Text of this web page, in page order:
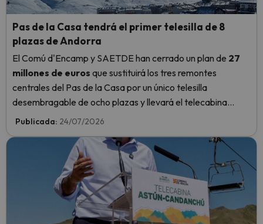
Pas de la Casa tendrá el primer telesilla de 8
plazas de Andorra
El Comú d'Encamp y SAETDE han cerrado un plan de 27
millones de euros que sustituirá los tres remontes
centrales del Pas de la Casa por un único telesilla
desembragable de ocho plazas y llevará el telecabina
Pioners hasta el lago de les Abelletes.
Publicada: 24/07/2026